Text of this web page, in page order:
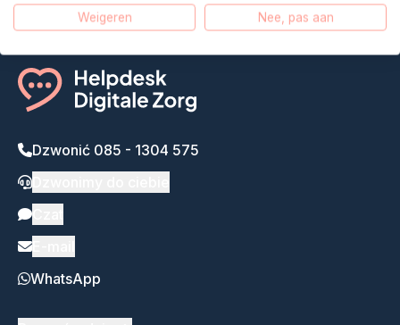
Dzwonić 085 - 1304 575
WhatsApp
Weigeren Nee, pas aan